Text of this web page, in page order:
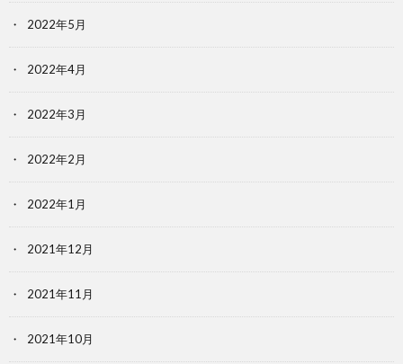
2022年5月
2022年4月
2022年3月
2022年2月
2022年1月
2021年12月
2021年11月
2021年10月